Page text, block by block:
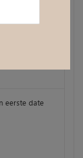
eerste date